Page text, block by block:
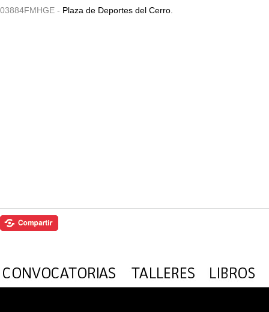
03884FMHGE - Plaza de Deportes del Cerro.